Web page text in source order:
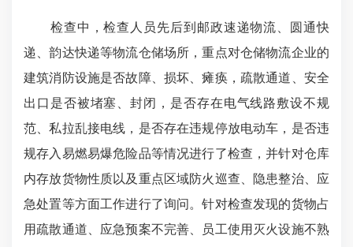
检查中，检查人员先后到邮政速递物流、圆通快
递、韵达快递等物流仓储场所，重点对仓储物流企业的
建筑消防设施是否故障、损坏、瘫痪，疏散通道、安全
出口是否被堵塞、封闭，是否存在电气线路敷设不规
范、私拉乱接电线，是否存在违规停放电动车，是否违
规存入易燃易爆危险品等情况进行了检查，并针对仓库
内存放货物性质以及重点区域防火巡查、隐患整治、应
急处置等方面工作进行了询问。针对检查发现的货物占
用疏散通道、应急预案不完善、员工使用灭火设施不熟